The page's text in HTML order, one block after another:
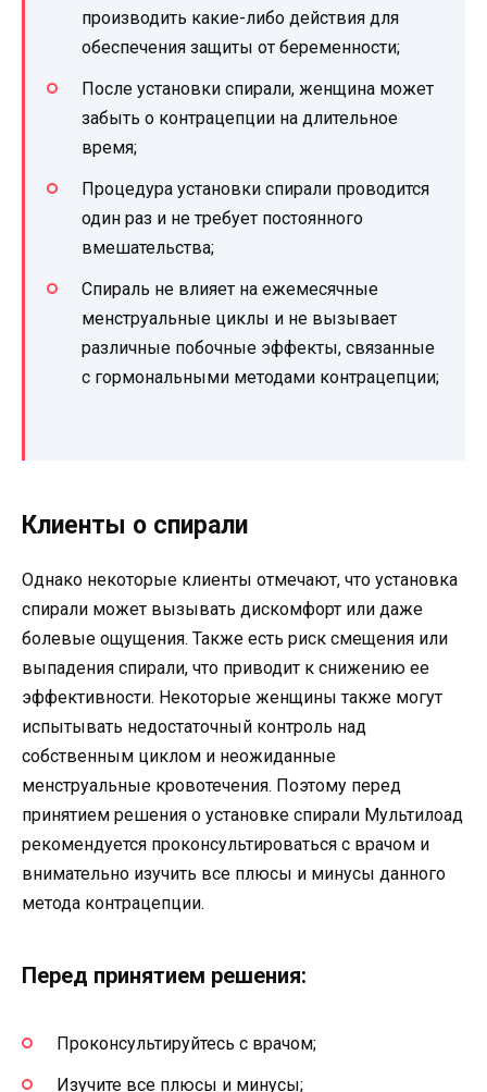
производить какие-либо действия для
обеспечения защиты от беременности;
После установки спирали, женщина может
забыть о контрацепции на длительное
время;
Процедура установки спирали проводится
один раз и не требует постоянного
вмешательства;
Спираль не влияет на ежемесячные
менструальные циклы и не вызывает
различные побочные эффекты, связанные
с гормональными методами контрацепции;
Клиенты о спирали
Однако некоторые клиенты отмечают, что установка
спирали может вызывать дискомфорт или даже
болевые ощущения. Также есть риск смещения или
выпадения спирали, что приводит к снижению ее
эффективности. Некоторые женщины также могут
испытывать недостаточный контроль над
собственным циклом и неожиданные
менструальные кровотечения. Поэтому перед
принятием решения о установке спирали Мультилоад
рекомендуется проконсультироваться с врачом и
внимательно изучить все плюсы и минусы данного
метода контрацепции.
Перед принятием решения:
Проконсультируйтесь с врачом;
Изучите все плюсы и минусы;